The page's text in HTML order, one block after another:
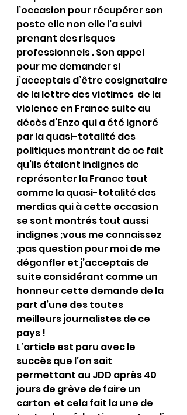
l’occasion pour récupérer son
poste elle non elle l’a suivi
prenant des risques
professionnels . Son appel
pour me demander si
j’acceptais d’être cosignataire
de la lettre des victimes  de la
violence en France suite au
décès d’Enzo qui a été ignoré
par la quasi-totalité des
politiques montrant de ce fait
qu’ils étaient indignes de
représenter la France tout
comme la quasi-totalité des
merdias qui à cette occasion
se sont montrés tout aussi
indignes ;vous me connaissez
;pas question pour moi de me
dégonfler et j’acceptais de
suite considérant comme un
honneur cette demande de la
part d’une des toutes
meilleurs journalistes de ce
pays !
L’article est paru avec le
succès que l’on sait
permettant au JDD après 40
jours de grève de faire un
carton  et cela fait la une de